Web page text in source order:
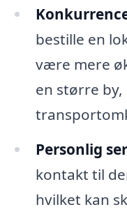
bestille en
være mere
en større by,
Personlig
kontakt til
hvilket kan